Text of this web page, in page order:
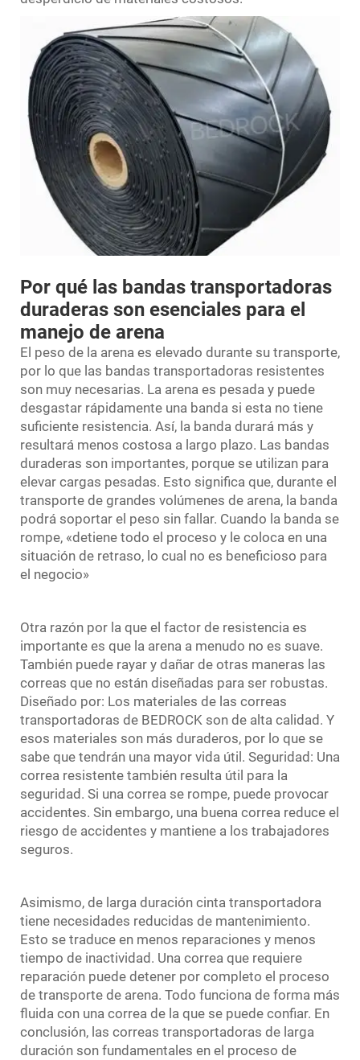
Por qué las bandas transportadoras
duraderas son esenciales para el
manejo de arena
El peso de la arena es elevado durante su transporte,
por lo que las bandas transportadoras resistentes
son muy necesarias. La arena es pesada y puede
desgastar rápidamente una banda si esta no tiene
suficiente resistencia. Así, la banda durará más y
resultará menos costosa a largo plazo. Las bandas
duraderas son importantes, porque se utilizan para
elevar cargas pesadas. Esto significa que, durante el
transporte de grandes volúmenes de arena, la banda
podrá soportar el peso sin fallar. Cuando la banda se
rompe, «detiene todo el proceso y le coloca en una
situación de retraso, lo cual no es beneficioso para
el negocio»
Otra razón por la que el factor de resistencia es
importante es que la arena a menudo no es suave.
También puede rayar y dañar de otras maneras las
correas que no están diseñadas para ser robustas.
Diseñado por: Los materiales de las correas
transportadoras de BEDROCK son de alta calidad. Y
esos materiales son más duraderos, por lo que se
sabe que tendrán una mayor vida útil. Seguridad: Una
correa resistente también resulta útil para la
seguridad. Si una correa se rompe, puede provocar
accidentes. Sin embargo, una buena correa reduce el
riesgo de accidentes y mantiene a los trabajadores
seguros.
Asimismo, de larga duración cinta transportadora
tiene necesidades reducidas de mantenimiento.
Esto se traduce en menos reparaciones y menos
tiempo de inactividad. Una correa que requiere
reparación puede detener por completo el proceso
de transporte de arena. Todo funciona de forma más
fluida con una correa de la que se puede confiar. En
conclusión, las correas transportadoras de larga
duración son fundamentales en el proceso de